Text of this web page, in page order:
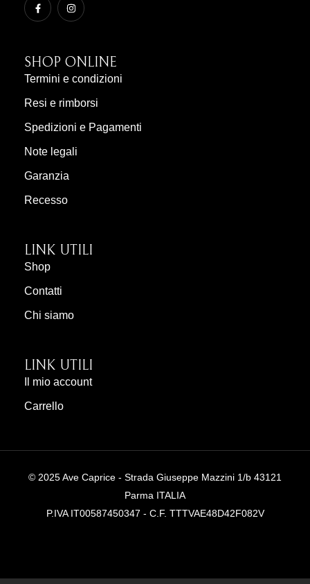
SHOP ONLINE
Termini e condizioni
Resi e rimborsi
Spedizioni e Pagamenti
Note legali
Garanzia
Recesso
LINK UTILI
Shop
Contatti
Chi siamo
LINK UTILI
Il mio account
Carrello
© 2025 Ave Caprice - Strada Giuseppe Mazzini 1/b 43121
Parma ITALIA
P.IVA IT00587450347 - C.F. TTTVAE48D42F082V